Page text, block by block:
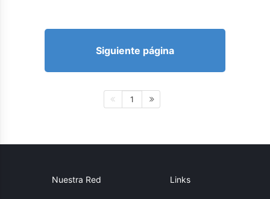
Siguiente página
1
Nuestra Red Links